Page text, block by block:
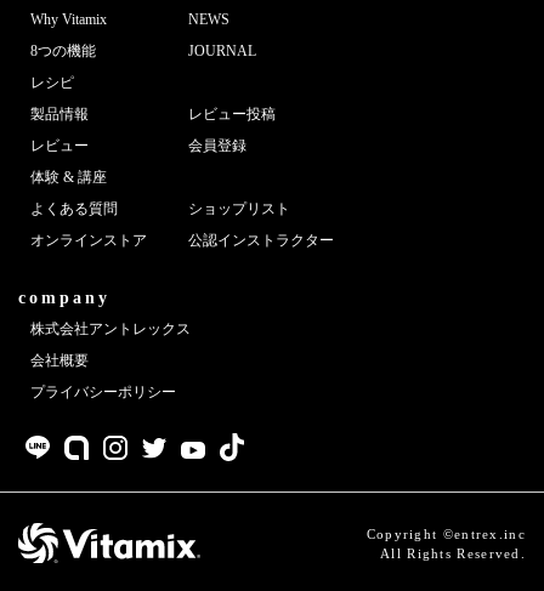
Why Vitamix
8つの機能
レシピ
製品情報
レビュー
体験 & 講座
よくある質問
オンラインストア
NEWS
JOURNAL
レビュー投稿
会員登録
ショップリスト
公認インストラクター
company
株式会社アントレックス
会社概要
プライバシーポリシー
Copyright ©entrex.inc
All Rights Reserved.